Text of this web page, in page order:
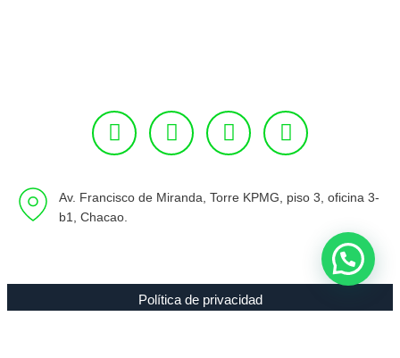
Av. Francisco de Miranda, Torre KPMG, piso 3, oficina 3-
b1, Chacao.
Política de privacidad